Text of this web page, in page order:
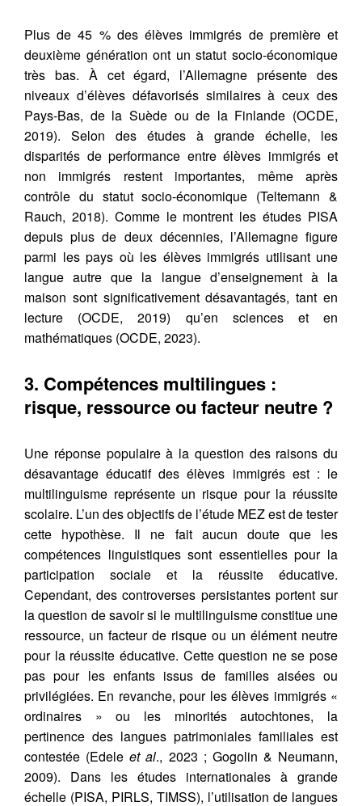
Plus de 45 % des élèves immigrés de première et
deuxième génération ont un statut socio-économique
très bas. À cet égard, l’Allemagne présente des
niveaux d’élèves défavorisés similaires à ceux des
Pays-Bas, de la Suède ou de la Finlande (OCDE,
2019). Selon des études à grande échelle, les
disparités de performance entre élèves immigrés et
non immigrés restent importantes, même après
contrôle du statut socio-économique (Teltemann &
Rauch, 2018). Comme le montrent les études PISA
depuis plus de deux décennies, l’Allemagne figure
parmi les pays où les élèves immigrés utilisant une
langue autre que la langue d’enseignement à la
maison sont significativement désavantagés, tant en
lecture (OCDE, 2019) qu’en sciences et en
mathématiques (OCDE, 2023).
3. Compétences multilingues :
risque, ressource ou facteur neutre ?
Une réponse populaire à la question des raisons du
désavantage éducatif des élèves immigrés est : le
multilinguisme représente un risque pour la réussite
scolaire. L’un des objectifs de l’étude MEZ est de tester
cette hypothèse. Il ne fait aucun doute que les
compétences linguistiques sont essentielles pour la
participation sociale et la réussite éducative.
Cependant, des controverses persistantes portent sur
la question de savoir si le multilinguisme constitue une
ressource, un facteur de risque ou un élément neutre
pour la réussite éducative. Cette question ne se pose
pas pour les enfants issus de familles aisées ou
privilégiées. En revanche, pour les élèves immigrés «
ordinaires » ou les minorités autochtones, la
pertinence des langues patrimoniales familiales est
contestée (Edeleet al., 2023 ; Gogolin & Neumann,
2009). Dans les études internationales à grande
échelle (PISA, PIRLS, TIMSS), l’utilisation de langues